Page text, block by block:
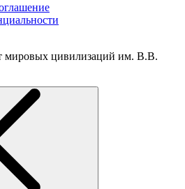
цивилизаций им. В.В.